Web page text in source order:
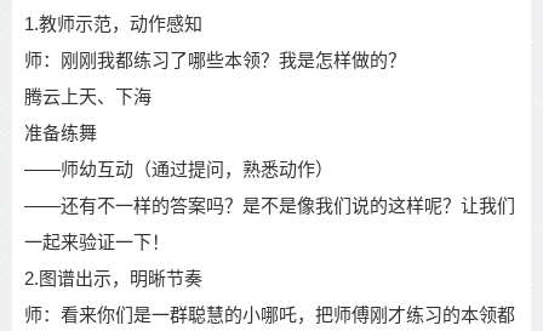
1.教师示范，动作感知
师：刚刚我都练习了哪些本领？我是怎样做的？
腾云上天、下海
准备练舞
——师幼互动（通过提问，熟悉动作）
——还有不一样的答案吗？是不是像我们说的这样呢？让我们
一起来验证一下！
2.图谱出示，明晰节奏
师：看来你们是一群聪慧的小哪吒，把师傅刚才练习的本领都